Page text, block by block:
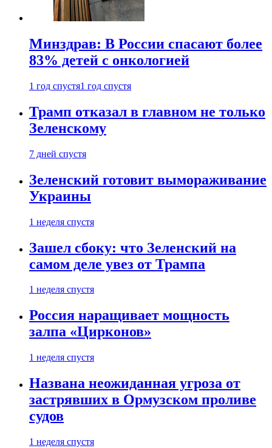
Минздрав: В России спасают более
83% детей с онкологией
1 год спустя1 год спустя
Трамп отказал в главном не только
Зеленскому
7 дней спустя
Зеленский готовит вымораживание
Украины
1 неделя спустя
Зашел сбоку: что Зеленский на
самом деле увез от Трампа
1 неделя спустя
Россия наращивает мощность
залпа «Цирконов»
1 неделя спустя
Названа неожиданная угроза от
застрявших в Ормузском проливе
судов
1 неделя спустя